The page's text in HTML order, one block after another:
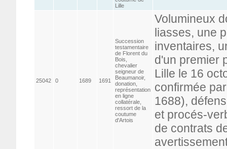
Lille
25042 0 1689 1691
Succession
testamentaire
de Florent du
Bois,
chevalier
seigneur de
Beaumanoir,
donation,
représentation
en ligne
collatérale,
ressort de la
coutume
d'Artois
Volumineux
liasses, une
inventaires,
d'un premier
Lille le 16
confirmée
1688),
et procés-
de contrats